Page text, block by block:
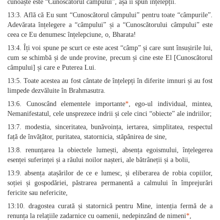
cunoaște este “Cunoscătorul câmpului”, așa îi spun înțelepții.
13:3. Află că Eu sunt “Cunoscătorul câmpului” pentru toate “câmpurile”.
Adevărata înțelegere a “câmpului” și a “Cunoscătorului câmpului” este
ceea ce Eu denumesc înțelepciune, o, Bharata!
13:4. Îți voi spune pe scurt ce este acest “câmp” și care sunt însușirile lui,
cum se schimbă și de unde provine, precum și cine este El [Cunoscătorul
câmpului] și care e Puterea Lui.
13:5. Toate acestea au fost cântate de înțelepți în diferite imnuri și au fost
limpede dezvăluite în Brahmasutra.
13:6. Cunoscând elementele importante*, ego-ul individual, mintea,
Nemanifestatul, cele unsprezece indrii și cele cinci “obiecte” ale indriilor;
13:7. modestia, sinceritatea, bunăvoința, iertarea, simplitatea, respectul
față de învățător, puritatea, statornicia, stăpânirea de sine,
13:8. renunțarea la obiectele lumești, absența egoismului, înțelegerea
esenței suferinței și a răului noilor nașteri, ale bătrâneții și a bolii,
13:9. absența atașărilor de ce e lumesc, și eliberarea de robia copiilor,
soției și gospodăriei, păstrarea permanentă a calmului în împrejurări
fericite sau nefericite,
13:10. dragostea curată și statornică pentru Mine, intenția fermă de a
renunța la relațiile zadarnice cu oamenii, nedepinzând de nimeni*,